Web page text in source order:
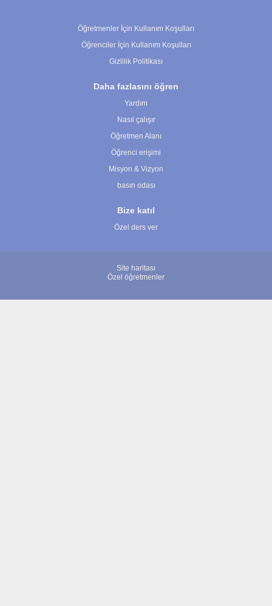
Öğretmenler İçin Kullanım Koşulları
Öğrenciler İçin Kullanım Koşulları
Gizlilik Politikası
Daha fazlasını öğren
Yardım
Nasıl çalışır
Öğretmen Alanı
Öğrenci erişimi
Misyon & Vizyon
basın odası
Bize katıl
Özel ders ver
Site haritası
Özel öğretmenler